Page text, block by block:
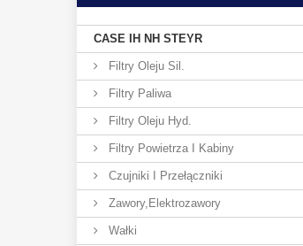
CASE IH NH STEYR
Filtry Oleju Sil.
Filtry Paliwa
Filtry Oleju Hyd.
Filtry Powietrza I Kabiny
Czujniki I Przełączniki
Zawory,elektrozawory
Wałki